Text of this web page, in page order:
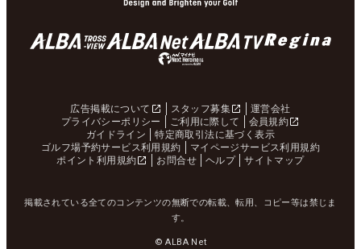
広告掲載について スタッフ募集
運営会社
プライバシーポリシー
ご利用に際して
会員規約
ガイドライン
特定商取引法に基づく表示
ゴルフ場予約サービス利用規約
マイページサービス利用規約
ポイント利用規約
お問合せ ヘルプ サイトマップ
掲載されている全てのコンテンツの無断での転載、転用、コピー等は禁じま
す。
© ALBA Net